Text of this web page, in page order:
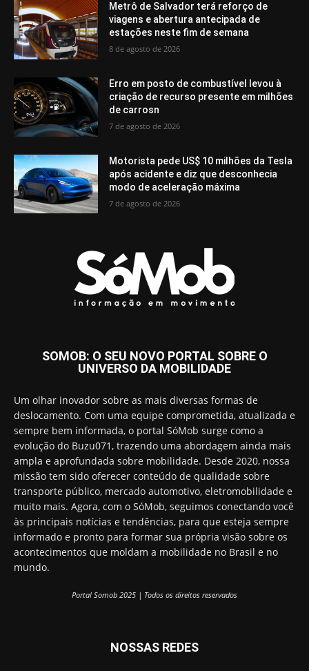
Metrô de Salvador terá reforço de
viagens e abertura antecipada de
estações neste fim de semana
8 de agosto de 2026
Erro em posto de combustível levou à
criação de recurso presente em milhões
de carrosn
7 de agosto de 2026
Motorista pede US$ 10 milhões da Tesla
após acidente e diz que desconhecia
modo de aceleração máxima
7 de agosto de 2026
SOMOB: O SEU NOVO PORTAL SOBRE O
UNIVERSO DA MOBILIDADE
Um olhar inovador sobre as mais diversas formas de
deslocamento. Com uma equipe comprometida, atualizada e
sempre bem informada, o portal SóMob surge como a
evolução do Buzu071, trazendo uma abordagem ainda mais
ampla e aprofundada sobre mobilidade. Desde 2020, nossa
missão tem sido oferecer conteúdo de qualidade sobre
transporte público, mercado automotivo, eletromobilidade e
muito mais. Agora, com o SóMob, seguimos conectando você
às principais notícias e tendências, para que esteja sempre
informado e pronto para formar sua própria visão sobre os
acontecimentos que moldam a mobilidade no Brasil e no
mundo.
Portal Somob 2025 | Todos os direitos reservados
NOSSAS REDES